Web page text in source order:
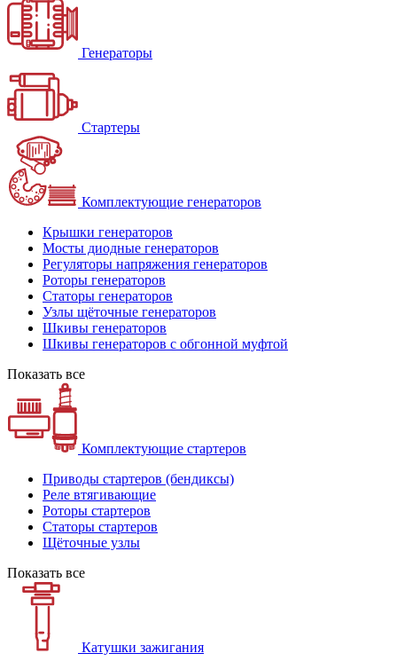
Генераторы
Стартеры
Комплектующие генераторов
Крышки генераторов
Мосты диодные генераторов
Регуляторы напряжения генераторов
Роторы генераторов
Статоры генераторов
Узлы щёточные генераторов
Шкивы генераторов
Шкивы генераторов с обгонной муфтой
Показать все
Комплектующие стартеров
Приводы стартеров (бендиксы)
Реле втягивающие
Роторы стартеров
Статоры стартеров
Щёточные узлы
Показать все
Катушки зажигания